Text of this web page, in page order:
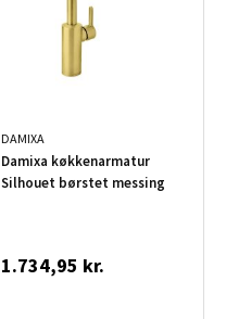
DAMIXA
Damixa køkkenarmatur
Silhouet børstet messing
1.734,95 kr.